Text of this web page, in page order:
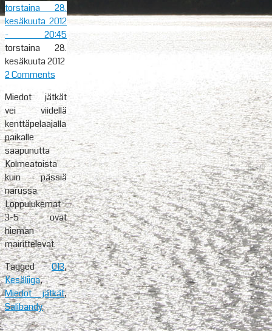
torstaina 28.
kesäkuuta 2012
- 20:45
torstaina 28.
kesäkuuta 2012
2 Comments
Miedot jätkät
vei viidellä
kenttäpelaajalla
paikalle
saapunutta
Kolmeatoista
kuin pässiä
narussa.
Loppulukemat
3-5 ovat
hieman
mairittelevat.
Tagged013,
Kesäliiga,
Miedot jätkät,
Salibandy